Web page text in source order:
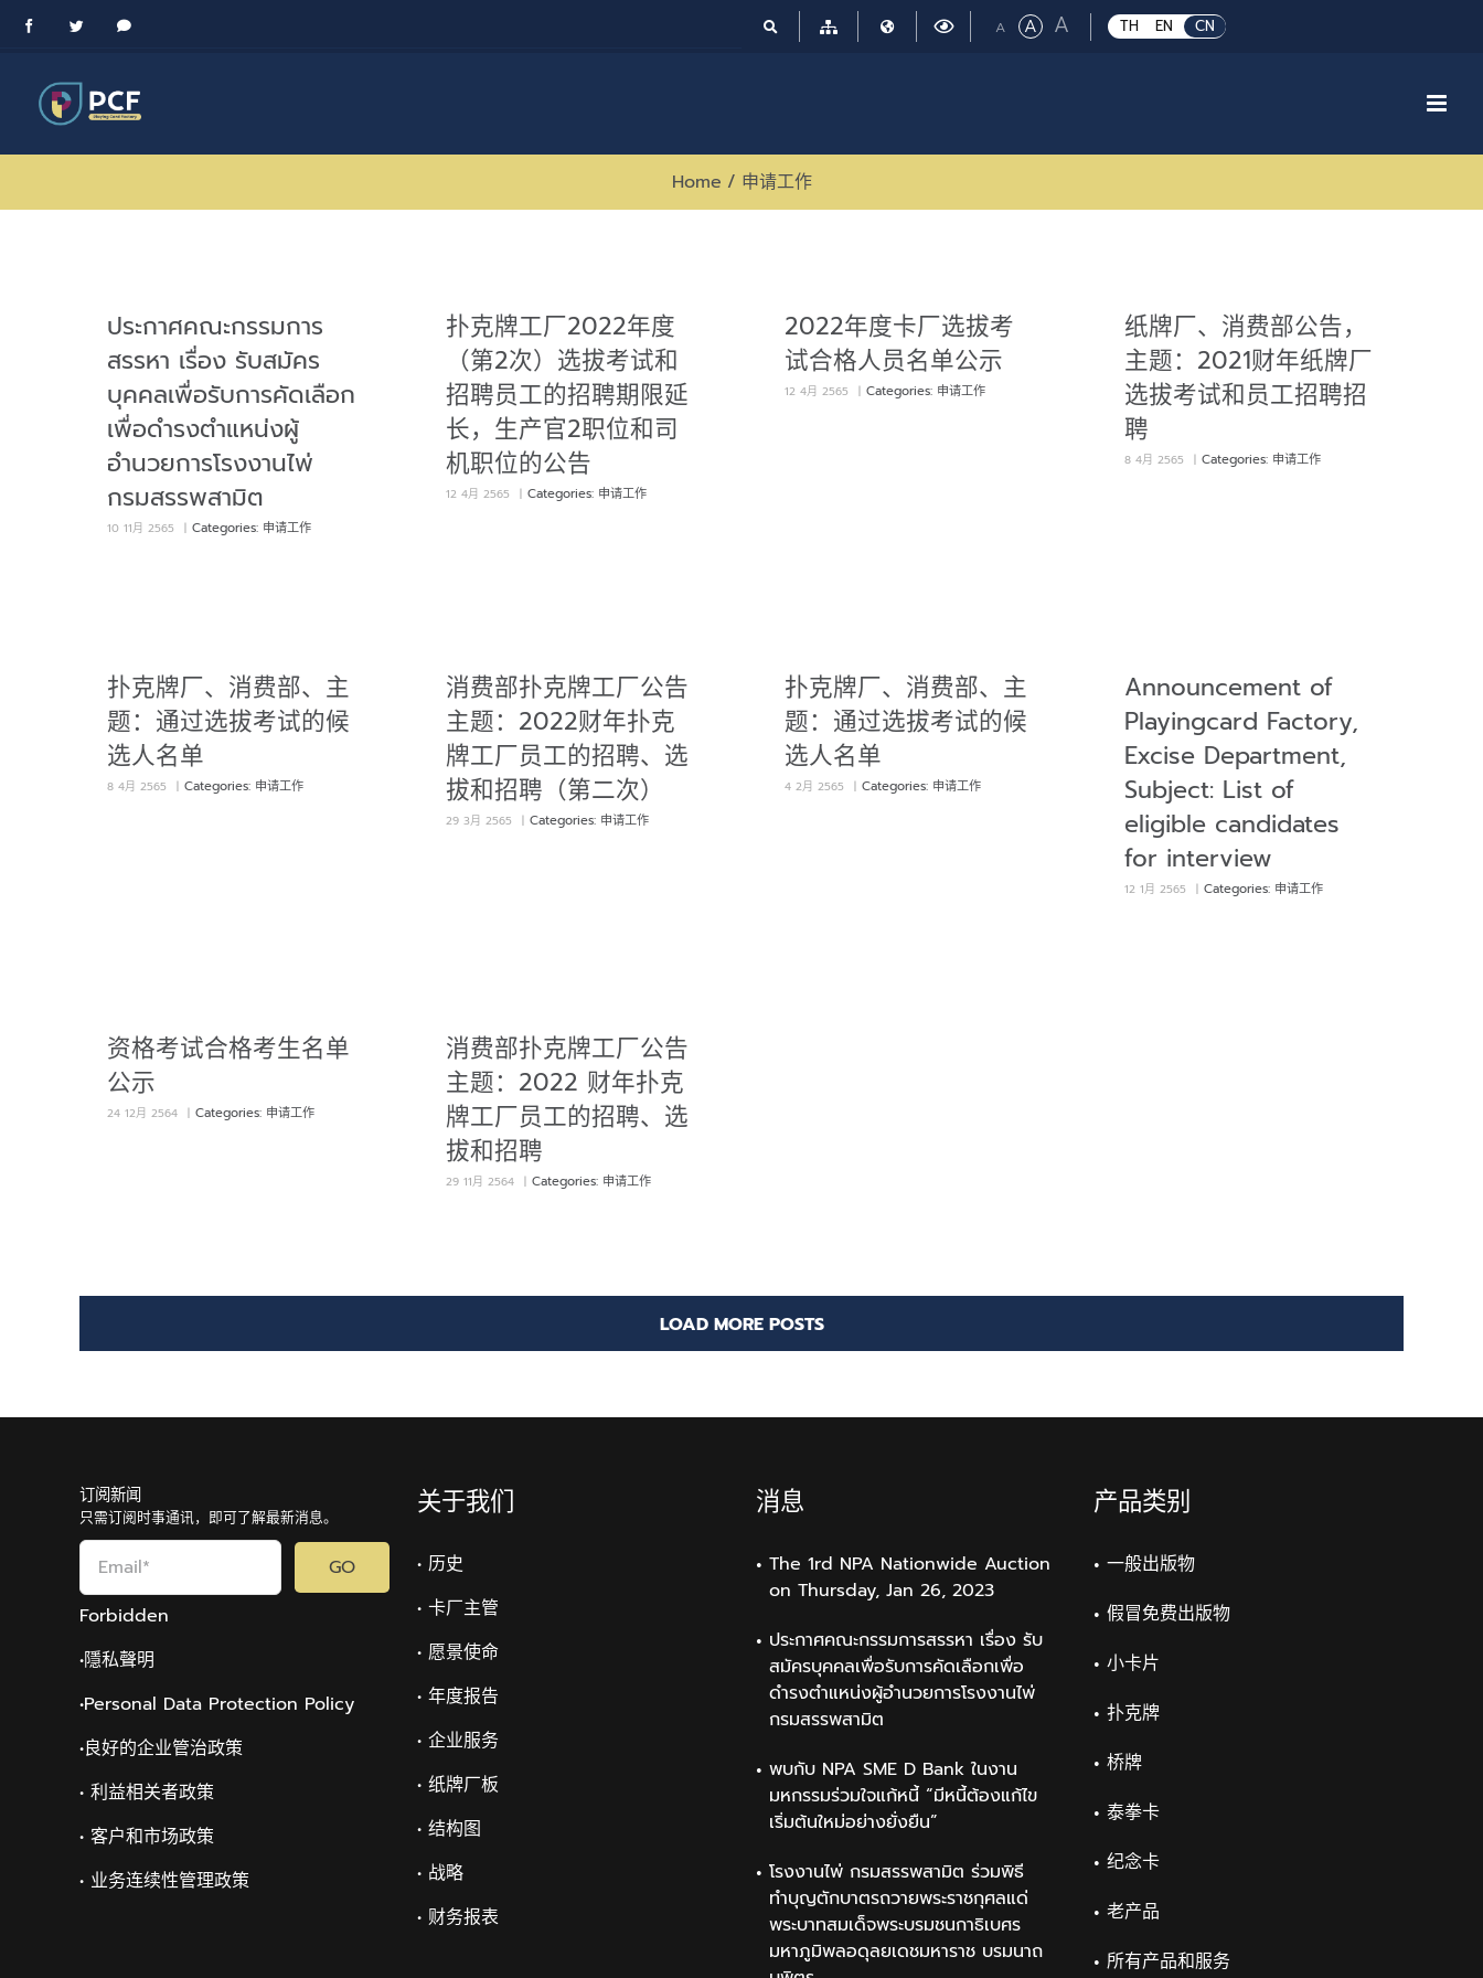
Skip
FacebookTwitter Messenger TH EN CN
ASmall
ARegular
A Large
font
Home / 申请工作
ประกาศคณะกรรมการ
สรรหา เรื่อง รับสมัคร
บุคคลเพื่อรับการคัดเลือก
เพื่อดำรงตำแหน่งผู้
อำนวยการโรงงานไพ่
กรมสรรพสามิต
10 11月 2565 Categories: 申请工作
扑克牌工厂2022年度
（第2次）选拔考试和
招聘员工的招聘期限延
长，生产官2职位和司
机职位的公告
12 4月 2565 Categories: 申请工作
2022年度卡厂选拔考
试合格人员名单公示
12 4月 2565 Categories: 申请工作
纸牌厂、消费部公告，
主题：2021财年纸牌厂
选拔考试和员工招聘招
聘
8 4月 2565 Categories: 申请工作
扑克牌厂、消费部、主
题：通过选拔考试的候
选人名单
8 4月 2565 Categories: 申请工作
消费部扑克牌工厂公告
主题：2022财年扑克
牌工厂员工的招聘、选
拔和招聘（第二次）
29 3月 2565 Categories: 申请工作
扑克牌厂、消费部、主
题：通过选拔考试的候
选人名单
4 2月 2565 Categories: 申请工作
Announcement of
Playingcard Factory,
Excise Department,
Subject: List of
eligible candidates
for interview
12 1月 2565 Categories: 申请工作
资格考试合格考生名单
公示
24 12月 2564 Categories: 申请工作
消费部扑克牌工厂公告
主题：2022 财年扑克
牌工厂员工的招聘、选
拔和招聘
29 11月 2564 Categories: 申请工作
LOAD MORE POSTS
订阅新闻
只需订阅时事通讯，即可了解最新消息。
GO
Forbidden
•隱私聲明
•Personal Data Protection Policy
•良好的企业管治政策
• 利益相关者政策
• 客户和市场政策
• 业务连续性管理政策
关于我们
• 历史
• 卡厂主管
• 愿景使命
• 年度报告
• 企业服务
• 纸牌厂板
• 结构图
• 战略
• 财务报表
消息
The 1rd NPA Nationwide Auction
on Thursday, Jan 26, 2023
ประกาศคณะกรรมการสรรหา เรื่อง รับ
สมัครบุคคลเพื่อรับการคัดเลือกเพื่อ
ดำรงตำแหน่งผู้อำนวยการโรงงานไพ่
กรมสรรพสามิต
พบกับ NPA SME D Bank ในงาน
มหกรรมร่วมใจแก้หนี้ “มีหนี้ต้องแก้ไข
เริ่มต้นใหม่อย่างยั่งยืน”
โรงงานไพ่ กรมสรรพสามิต ร่วมพิธี
ทำบุญตักบาตรถวายพระราชกุศลแด่
พระบาทสมเด็จพระบรมชนกาธิเบศร
มหาภูมิพลอดุลยเดชมหาราช บรมนาถ
产品类别
一般出版物
假冒免费出版物
小卡片
扑克牌
桥牌
泰拳卡
纪念卡
老产品
所有产品和服务